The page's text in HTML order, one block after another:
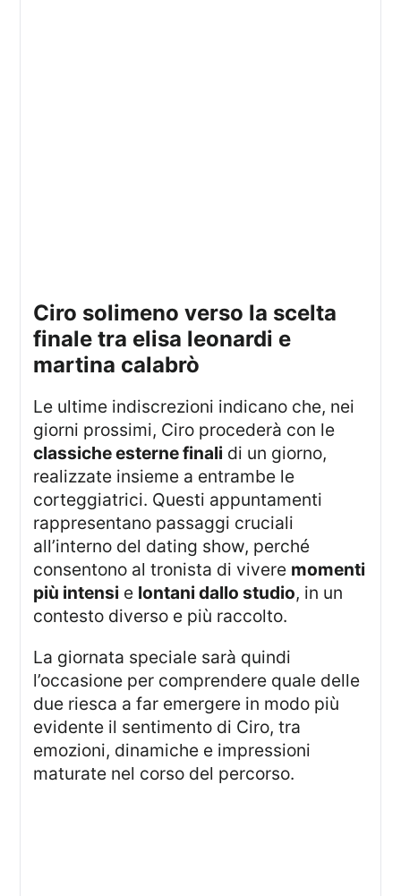
ciro solimeno verso la scelta
finale tra elisa leonardi e
martina calabrò
Le ultime indiscrezioni indicano che, nei
giorni prossimi, Ciro procederà con le
classiche esterne finali di un giorno,
realizzate insieme a entrambe le
corteggiatrici. Questi appuntamenti
rappresentano passaggi cruciali
all’interno del dating show, perché
consentono al tronista di vivere momenti
più intensi e lontani dallo studio, in un
contesto diverso e più raccolto.
La giornata speciale sarà quindi
l’occasione per comprendere quale delle
due riesca a far emergere in modo più
evidente il sentimento di Ciro, tra
emozioni, dinamiche e impressioni
maturate nel corso del percorso.